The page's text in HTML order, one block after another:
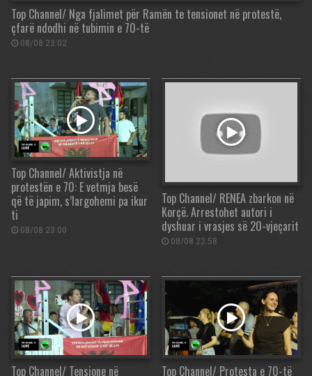
Top Channel/ Nga fjalimet për Ramën te tensionet në protestë,
çfarë ndodhi në tubimin e 70-të
08/08 23:02
Top Channel/ Aktivistja në
protestën e 70: E vetmja besë
që të japim, s’largohemi pa ikur
ti
08/08 23:00
Top Channel/ RENEA zbarkon në
Korçë. Arrestohet autori i
dyshuar i vrasjes së 20-vjeçarit
08/08 22:58
Top Channel/ Tensione në Top Channel/ Protesta e 70-të